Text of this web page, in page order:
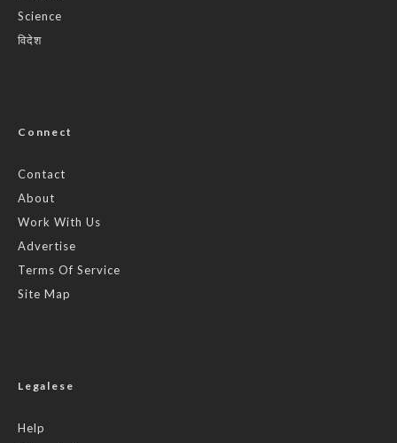
Science
विदेश
Connect
Contact
About
Work With Us
Advertise
Terms Of Service
Site Map
Legalese
Help